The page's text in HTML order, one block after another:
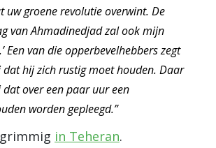
uw groene revolutie overwint. De
van Ahmadinedjad zal ook mijn
Een van die opperbevelhebbers zegt
dat hij zich rustig moet houden. Daar
over een paar uur een
worden gepleegd.”
in Teheran.